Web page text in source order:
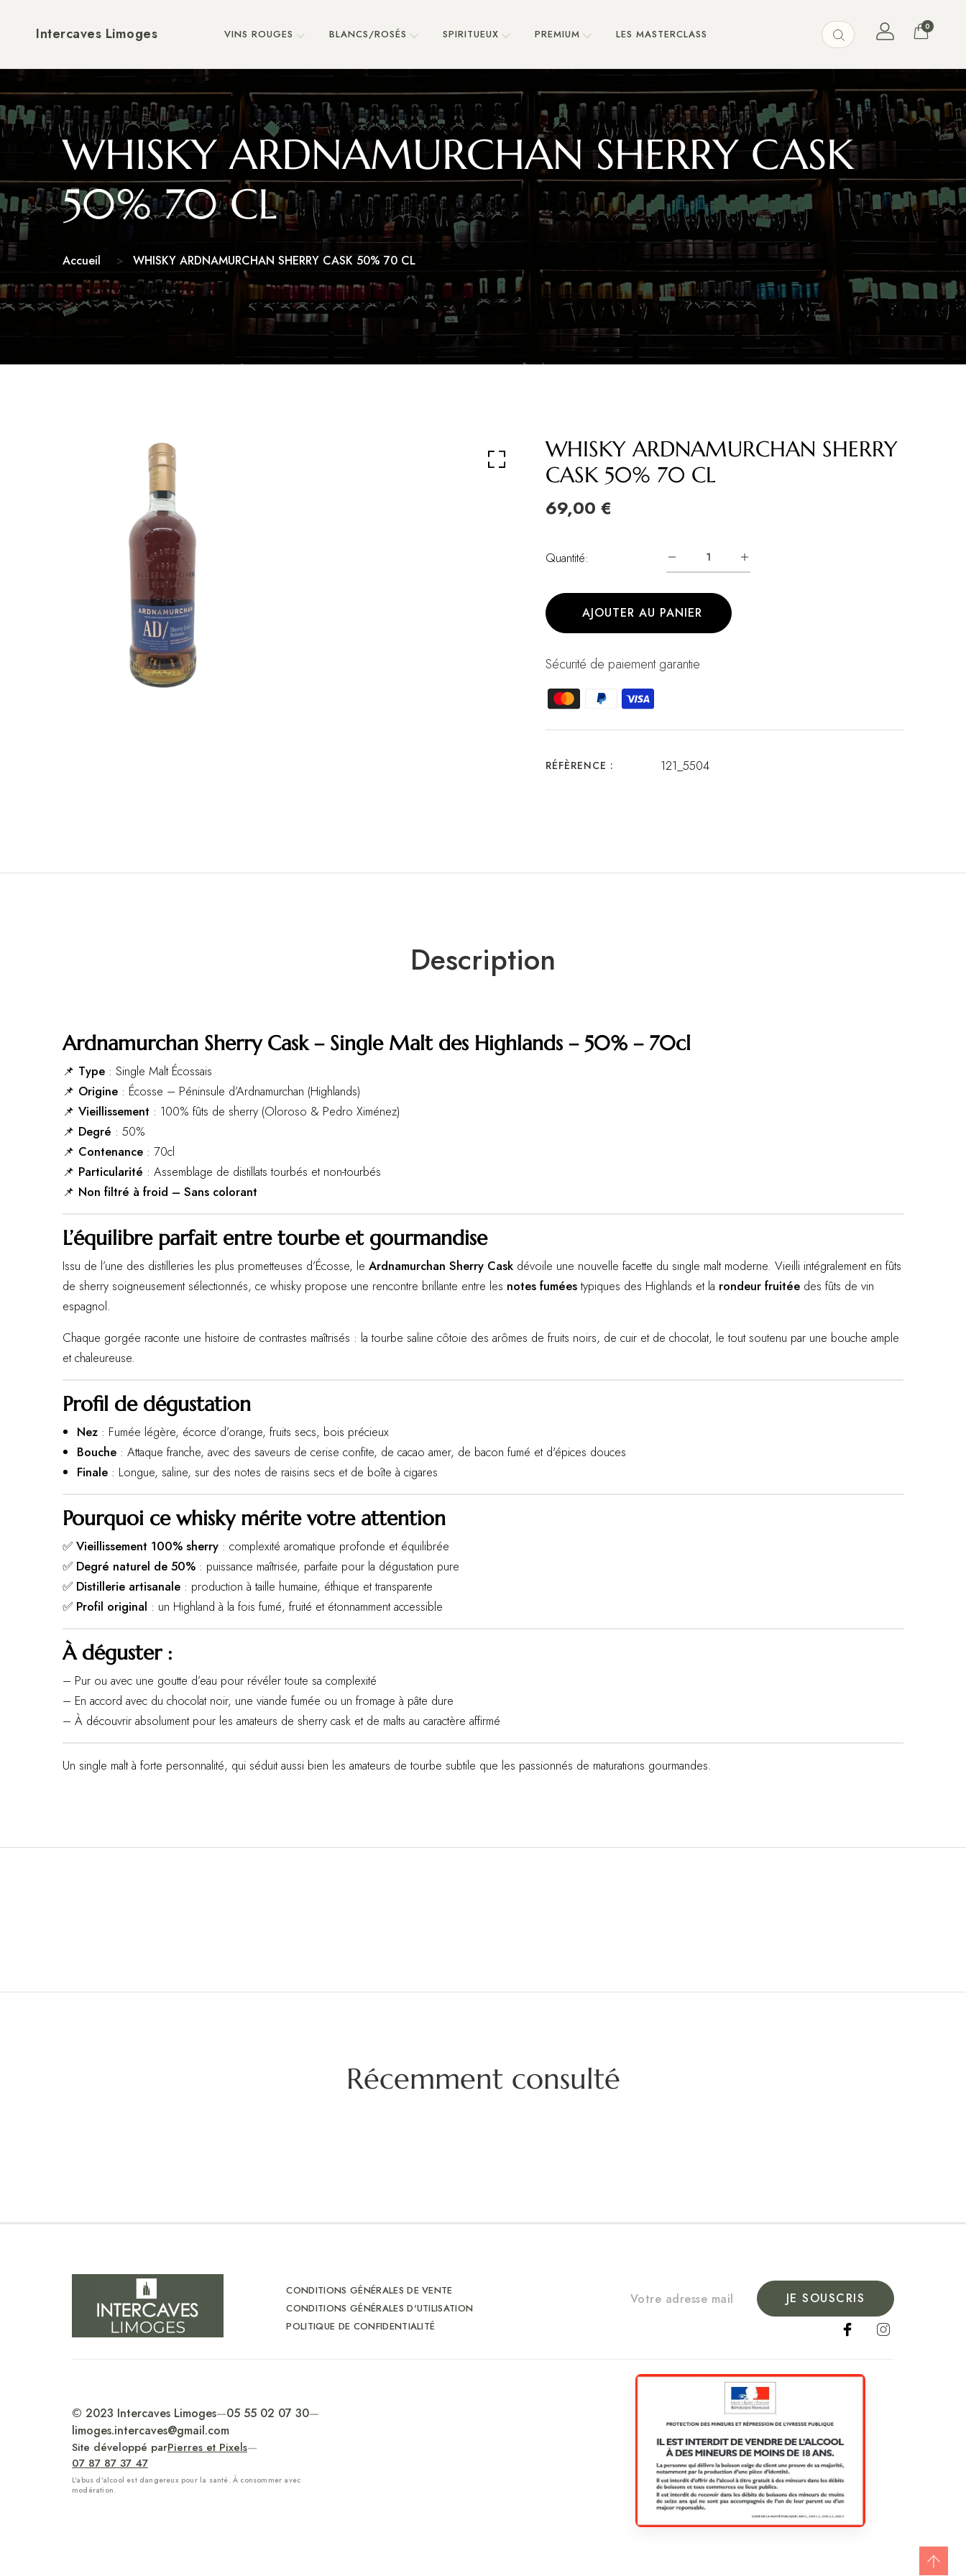
Intercaves Limoges VINS ROUGES BLANCS/ROSÉS SPIRITUEUX PREMIUM LES MASTERCLASS
0
WHISKY ARDNAMURCHAN SHERRY CASK
50% 70 CL
Accueil WHISKY ARDNAMURCHAN SHERRY CASK 50% 70 CL
WHISKY ARDNAMURCHAN SHERRY
CASK 50% 70 CL
69,00 €
Quantité:
AJOUTER AU PANIER
Sécurité de paiement garantie
RÉFÈRENCE : 121_5504
Description
Ardnamurchan Sherry Cask – Single Malt des Highlands – 50% – 70cl
📌 Type : Single Malt Écossais
📌 Origine : Écosse – Péninsule d’Ardnamurchan (Highlands)
📌 Vieillissement : 100% fûts de sherry (Oloroso & Pedro Ximénez)
📌 Degré : 50%
📌 Contenance : 70cl
📌 Particularité : Assemblage de distillats tourbés et non-tourbés
📌 Non filtré à froid – Sans colorant
L’équilibre parfait entre tourbe et gourmandise
Issu de l’une des distilleries les plus prometteuses d’Écosse, le Ardnamurchan Sherry Cask dévoile une nouvelle facette du single malt moderne. Vieilli intégralement en fûts
de sherry soigneusement sélectionnés, ce whisky propose une rencontre brillante entre les notes fuméestypiques des Highlands et la rondeur fruitée des fûts de vin
espagnol.
Chaque gorgée raconte une histoire de contrastes maîtrisés : la tourbe saline côtoie des arômes de fruits noirs, de cuir et de chocolat, le tout soutenu par une bouche ample
et chaleureuse.
Profil de dégustation
Nez : Fumée légère, écorce d’orange, fruits secs, bois précieux
Bouche : Attaque franche, avec des saveurs de cerise confite, de cacao amer, de bacon fumé et d'épices douces
Finale : Longue, saline, sur des notes de raisins secs et de boîte à cigares
Pourquoi ce whisky mérite votre attention
✅ Vieillissement 100% sherry : complexité aromatique profonde et équilibrée
✅ Degré naturel de 50% : puissance maîtrisée, parfaite pour la dégustation pure
✅ Distillerie artisanale : production à taille humaine, éthique et transparente
✅ Profil original : un Highland à la fois fumé, fruité et étonnamment accessible
À déguster :
– Pur ou avec une goutte d’eau pour révéler toute sa complexité
– En accord avec du chocolat noir, une viande fumée ou un fromage à pâte dure
– À découvrir absolument pour les amateurs de sherry cask et de malts au caractère affirmé
Un single malt à forte personnalité, qui séduit aussi bien les amateurs de tourbe subtile que les passionnés de maturations gourmandes.
Récemment consulté
CONDITIONS GÉNÉRALES DE VENTE
CONDITIONS GÉNÉRALES D'UTILISATION
POLITIQUE DE CONFIDENTIALITÉ
JE SOUSCRIS
© 2023 Intercaves Limoges—05 55 02 07 30—
limoges.intercaves@gmail.com
Site développé parPierres et Pixels—
07 87 87 37 47
L'abus d'alcool est dangereux pour la santé. À consommer avec
modération.